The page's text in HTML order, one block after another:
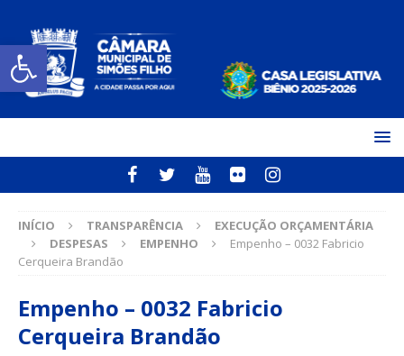
Open toolbar
INÍCIO TRANSPARÊNCIA
EXECUÇÃO ORÇAMENTÁRIA
DESPESAS
EMPENHO
Empenho – 0032 Fabricio
Cerqueira Brandão
Empenho – 0032 Fabricio
Cerqueira Brandão